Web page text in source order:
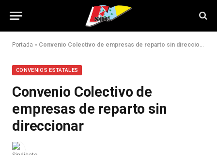
Portada » Convenio Colectivo de empresas de reparto sin direccionar
CONVENIOS ESTATALES
Convenio Colectivo de
empresas de reparto sin
direccionar